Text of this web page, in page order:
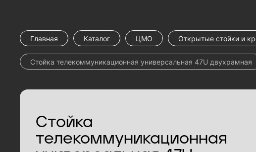
Главная Каталог ЦМО Открытые стойки и
Стойка телекоммуникационная универсальная 47U двухрамная
Стойка
телекоммуникационная